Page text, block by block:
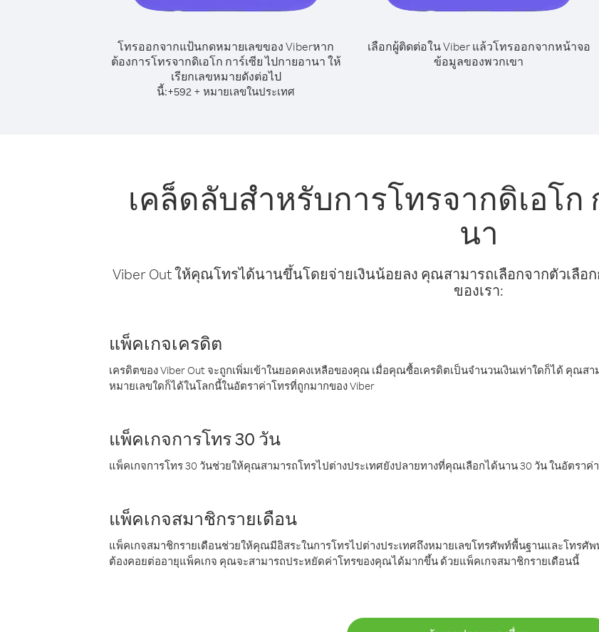
โทรออกจากแป้นกดหมายเลขของ Viberหาก
ต้องการโทรจากดิเอโก การ์เซีย ไปกายอานา ให้
เรียกเลขหมายดังต่อไป
นี้:+592 + หมายเลขในประเทศ
เลือกผู้ติดต่อใน Viber แล้วโทรออกจากหน้าจอ
ข้อมูลของพวกเขา
เคล็ดลับสำหรับการโทรจากดิเอโก
นา
Viber Out ให้คุณโทรได้นานขึ้นโดยจ่ายเงินน้อยลง คุณสามารถเลือกจากตัวเลื
ของเรา:
แพ็คเกจเครดิต
เครดิตของ Viber Out จะถูกเพิ่มเข้าในยอดคงเหลือของคุณ เมื่อคุณซื้อเครดิตเป็นจำนวนเงินเท่าใดก็ได้ คุณส
หมายเลขใดก็ได้ในโลกนี้ในอัตราค่าโทรที่ถูกมากของ Viber
แพ็คเกจการโทร 30 วัน
แพ็คเกจการโทร 30 วันช่วยให้คุณสามารถโทรไปต่างประเทศยังปลายทางที่คุณเลือกได้นาน 30 วัน ในอัตราค่
แพ็คเกจสมาชิกรายเดือน
แพ็คเกจสมาชิกรายเดือนช่วยให้คุณมีอิสระในการโทรไปต่างประเทศถึงหมายเลขโทรศัพท์พื้นฐานและโทรศั
ต้องคอยต่ออายุแพ็คเกจ คุณจะสามารถประหยัดค่าโทรของคุณได้มากขึ้น ด้วยแพ็คเกจสมาชิกรายเดือนนี้